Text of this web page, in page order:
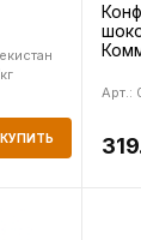
КУПИТЬ
Арт.: